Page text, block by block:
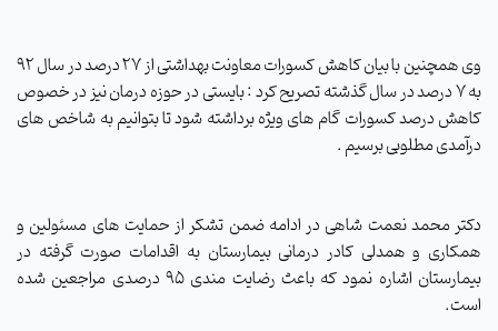
وی همچنین با بیان کاهش کسورات معاونت بهداشتی از 27 درصد در سال 92
به 7 درصد در سال گذشته تصریح کرد : بایستی در حوزه درمان نیز در خصوص
کاهش درصد کسورات گام های ویژه برداشته شود تا بتوانیم به شاخص های
درآمدی مطلوبی برسیم .
دکتر محمد نعمت شاهی در ادامه ضمن تشکر از حمایت های مسئولین و
همکاری و همدلی کادر درمانی بیمارستان به اقدامات صورت گرفته در
بیمارستان اشاره نمود که باعث رضایت مندی 95 درصدی مراجعین شده
است.